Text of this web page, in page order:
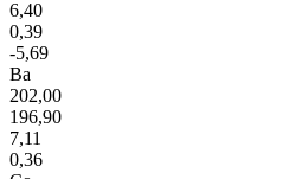
6,40
0,39
-5,69
Ba
202,00
196,90
7,11
0,36